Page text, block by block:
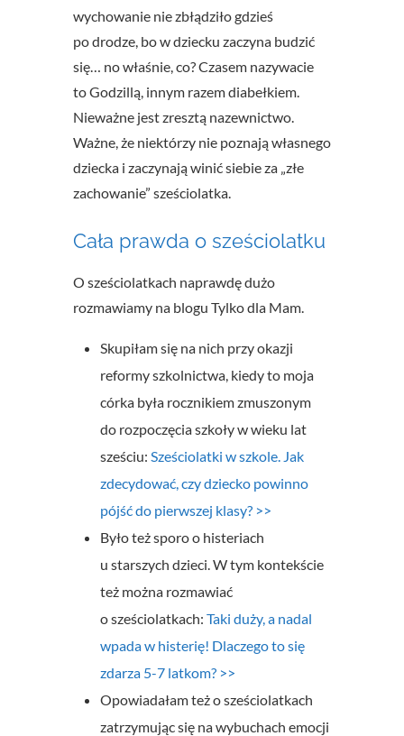
wychowanie nie zbłądziło gdzieś
po drodze, bo w dziecku zaczyna budzić
się… no właśnie, co? Czasem nazywacie
to Godzillą, innym razem diabełkiem.
Nieważne jest zresztą nazewnictwo.
Ważne, że niektórzy nie poznają własnego
dziecka i zaczynają winić siebie za „złe
zachowanie” sześciolatka.
Cała prawda o sześciolatku
O sześciolatkach naprawdę dużo
rozmawiamy na blogu Tylko dla Mam.
Skupiłam się na nich przy okazji
reformy szkolnictwa, kiedy to moja
córka była rocznikiem zmuszonym
do rozpoczęcia szkoły w wieku lat
sześciu: Sześciolatki w szkole. Jak
zdecydować, czy dziecko powinno
pójść do pierwszej klasy? >>
Było też sporo o histeriach
u starszych dzieci. W tym kontekście
też można rozmawiać
o sześciolatkach: Taki duży, a nadal
wpada w histerię! Dlaczego to się
zdarza 5-7 latkom? >>
Opowiadałam też o sześciolatkach
zatrzymując się na wybuchach emocji